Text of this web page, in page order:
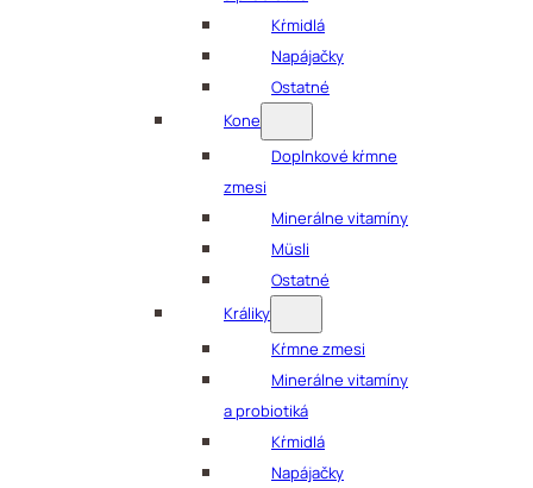
Kŕmidlá
Napájačky
Ostatné
Kone
Doplnkové kŕmne
zmesi
Minerálne vitamíny
Müsli
Ostatné
Králiky
Kŕmne zmesi
Minerálne vitamíny
a probiotiká
Kŕmidlá
Napájačky